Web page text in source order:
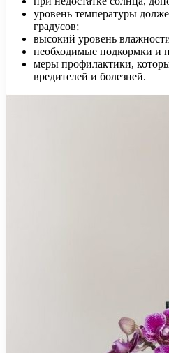
уровень температуры
градусов;
высокий уровень
необходимые подкормки и
меры профилактики,
вредителей и болезней.